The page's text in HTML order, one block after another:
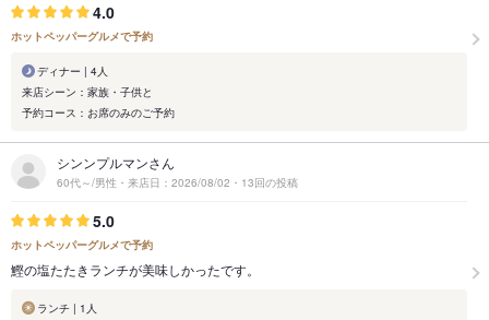
4.0
ホットペッパーグルメで予約
ディナー | 4人
来店シーン：家族・子供と
予約コース：お席のみのご予約
シンンプルマンさん
60代～/男性・来店日：2026/08/02・13回の投稿
5.0
ホットペッパーグルメで予約
鰹の塩たたきランチが美味しかったです。
ランチ | 1人